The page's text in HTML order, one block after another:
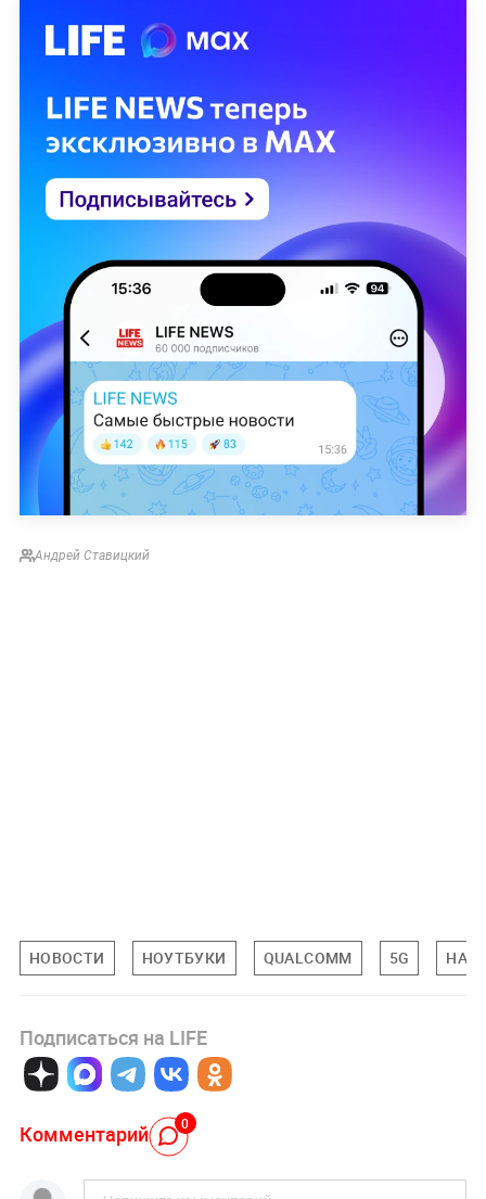
Андрей Ставицкий
НОВОСТИ НОУТБУКИ QUALCOMM 5G
Подписаться на LIFE
Комментарий 0